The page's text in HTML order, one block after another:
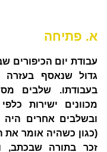
א. פתיחה
עבודת יום הכיפורים
גדול שנאסף בעזרה
בעבודתו. שלבים
מכוונים ישירות
ובשלבים אחרים
(כגון כשהיה אומר את
זכר בתורה שבכתב,